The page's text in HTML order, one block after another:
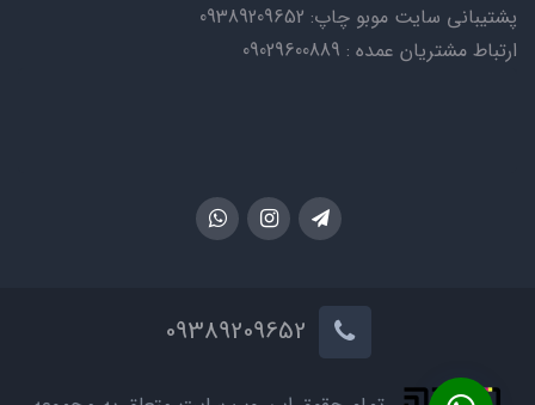
پشتیبانی سایت موبو چاپ: 09389209652
ارتباط مشتریان عمده : 09029600889